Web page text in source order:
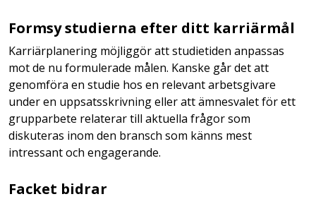
Formsy studierna efter ditt karriärmål
Karriärplanering möjliggör att studietiden anpassas
mot de nu formulerade målen. Kanske går det att
genomföra en studie hos en relevant arbetsgivare
under en uppsatsskrivning eller att ämnesvalet för ett
grupparbete relaterar till aktuella frågor som
diskuteras inom den bransch som känns mest
intressant och engagerande.
Facket bidrar